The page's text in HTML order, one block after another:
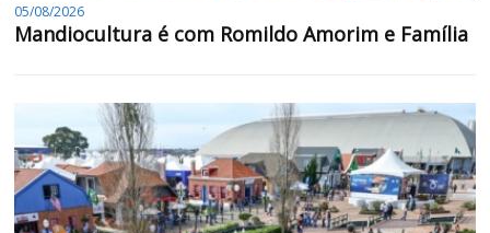
05/08/2026
Mandiocultura é com Romildo Amorim e Família